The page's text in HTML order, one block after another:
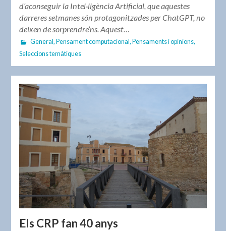
d’aconseguir la Intel·ligència Artificial, que aquestes
darreres setmanes són protagonitzades per ChatGPT, no
deixen de sorprendre’ns. Aquest…
General , Pensament computacional , Pensaments i opinions,
Seleccions temàtiques
Els CRP fan 40 anys